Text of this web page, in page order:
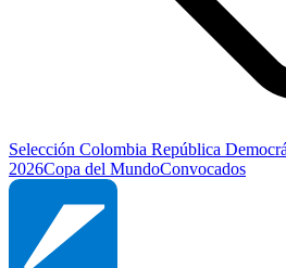
Selección Colombia República
2026Copa del MundoConvocados